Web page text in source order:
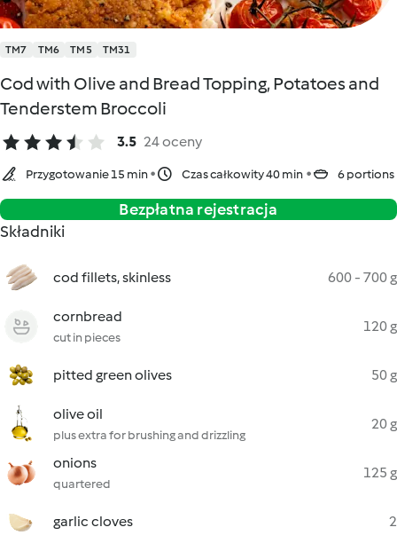
TM7 TM6 TM5 TM31
Cod with Olive and Bread Topping, Potatoes and
Tenderstem Broccoli
3.5 24 oceny
Przygotowanie 15 min Czas całkowity 40 min 6 portions
Bezpłatna rejestracja
Składniki
cod fillets, skinless 600 - 700 g
cornbread
cut in pieces
120 g
pitted green olives 50 g
olive oil
plus extra for brushing and drizzling
20 g
onions
quartered
125 g
garlic cloves 2